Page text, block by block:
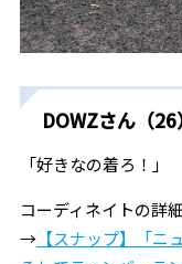
DOWZさん（
「好きなの着ろ！」
コーディネイトの詳
→【スナップ】「ニ